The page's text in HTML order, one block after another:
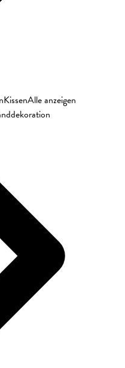
KissenAlle anzeigen